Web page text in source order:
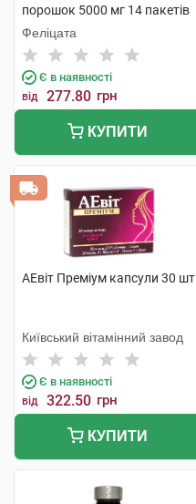
порошок 5000 мг 14 пакетів
Феліцата
Є в наявності
від 277.80 грн
КУПИТИ
АЕвіт Преміум капсули 30 шт
Київський вітамінний завод
Є в наявності
від 322.50 грн
КУПИТИ